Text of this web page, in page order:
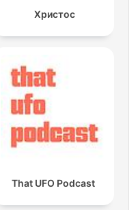
Христос
That UFO Podcast